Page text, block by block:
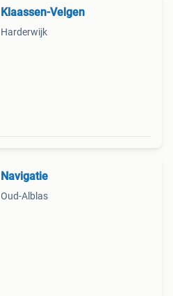
Klaassen-Velgen
Harderwijk
Navigatie
Oud-Alblas